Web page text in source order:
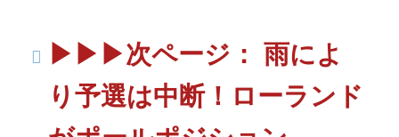
▶︎▶︎▶︎次ページ： 雨によ
り予選は中断！ローランド